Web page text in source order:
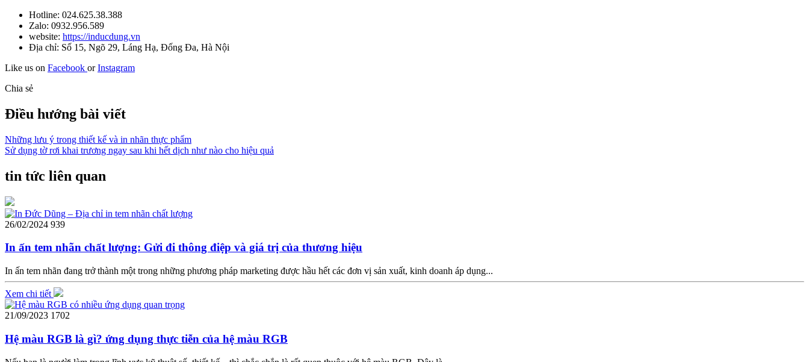
Hotline: 024.625.38.388
Zalo: 0932.956.589
website: https://inducdung.vn
Địa chỉ: Số 15, Ngõ 29, Láng Hạ, Đống Đa, Hà Nội
Like us on Facebook orInstagram
Chia sẻ
Điều hướng bài viết
Những lưu ý trong thiết kế và in nhãn thực phẩm
Sử dụng tờ rơi khai trương ngay sau khi hết dịch như nào cho hiệu quả
tin tức liên quan
26/02/2024 939
In ấn tem nhãn chất lượng: Gửi đi thông điệp và giá trị của thương hiệu
In ấn tem nhãn đang trở thành một trong những phương pháp marketing được hầu hết các đơn vị sản xuất, kinh doanh áp dụng...
Xem chi tiết
21/09/2023 1702
Hệ màu RGB là gì? ứng dụng thực tiễn của hệ màu RGB